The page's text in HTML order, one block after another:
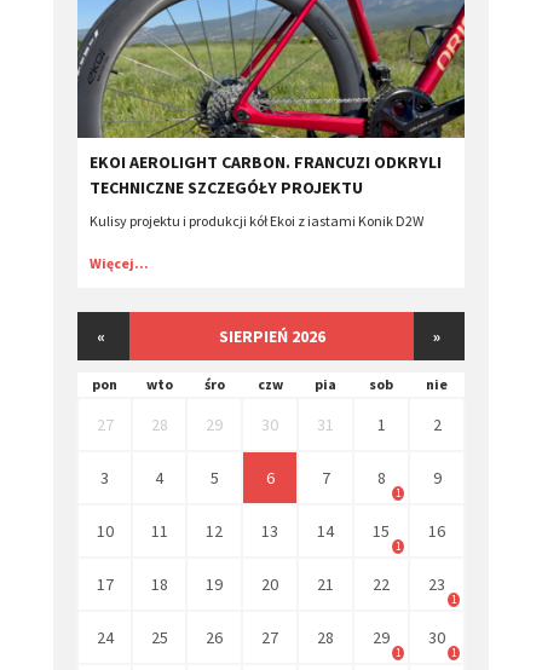
EKOI AEROLIGHT CARBON. FRANCUZI ODKRYLI
TECHNICZNE SZCZEGÓŁY PROJEKTU
Kulisy projektu i produkcji kół Ekoi z iastami Konik D2W
Więcej...
« SIERPIEŃ 2026 »
pon wto śro czw pia sob nie
27 28 29 30 31 1 2
3 4 5 6 7 8
1
9
10 11 12 13 14 15
1
16
17 18 19 20 21 22 23
1
24 25 26 27 28 29
1
30
1